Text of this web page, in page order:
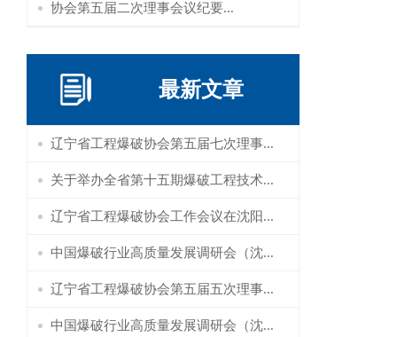
协会第五届二次理事会议纪要...
最新文章
辽宁省工程爆破协会第五届七次理事...
关于举办全省第十五期爆破工程技术...
辽宁省工程爆破协会工作会议在沈阳...
中国爆破行业高质量发展调研会（沈...
辽宁省工程爆破协会第五届五次理事...
中国爆破行业高质量发展调研会（沈...